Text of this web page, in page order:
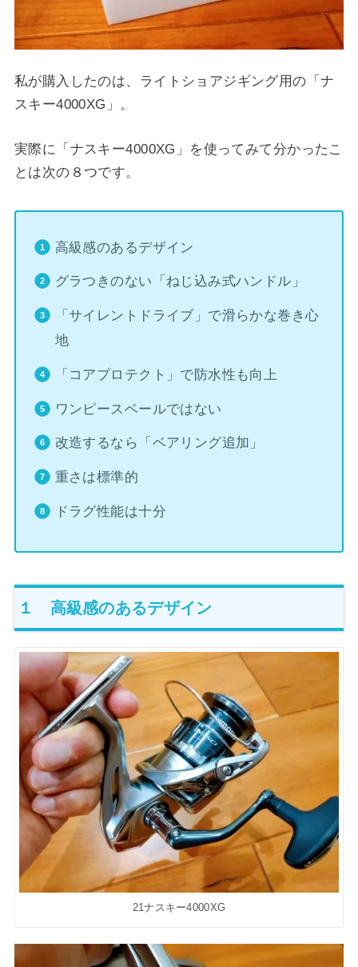
私が購入したのは、ライトショアジギング用の「ナ
スキー4000XG」。
実際に「ナスキー4000XG」を使ってみて分かったこ
とは次の８つです。
高級感のあるデザイン
グラつきのない「ねじ込み式ハンドル」
「サイレントドライブ」で滑らかな巻き心
地
「コアプロテクト」で防水性も向上
ワンピースベールではない
改造するなら「ベアリング追加」
重さは標準的
ドラグ性能は十分
１ 高級感のあるデザイン
21ナスキー4000XG